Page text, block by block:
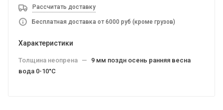
Рассчитать доставку
Бесплатная доставка от 6000 руб (кроме грузов)
Характеристики
Толщина неопрена —
9 мм поздн осень ранняя весна
вода 0-10°C